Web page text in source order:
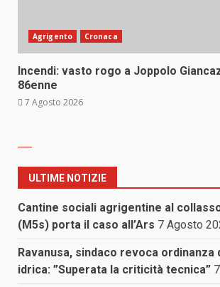
Agrigento Cronaca
Incendi: vasto rogo a Joppolo
86enne
7 Agosto 2026
ULTIME NOTIZIE
Cantine sociali agrigentine al
(M5s) porta il caso all’Ars 7 Agosto
Ravanusa, sindaco revoca ordinanza
idrica: ”Superata la criticità tecnica”